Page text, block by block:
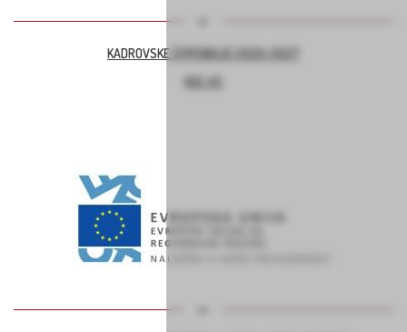
KADROVSKE ŠTIPENDIJE 2026/2027
KOC AS